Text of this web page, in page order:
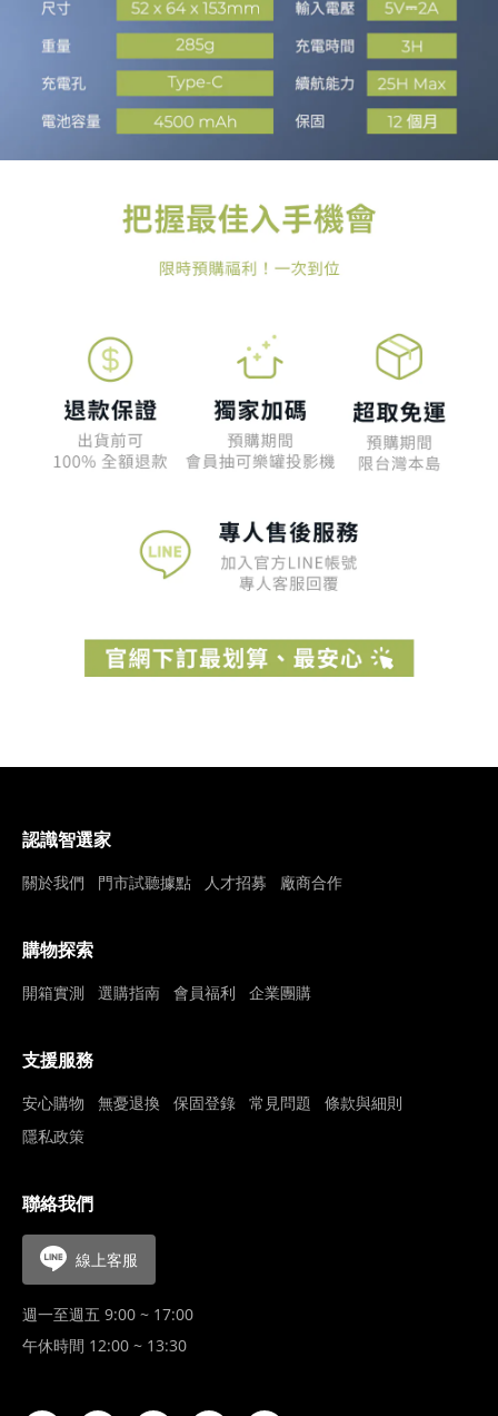
認識智選家
關於我們 門市試聽據點 人才招募 廠商合作
購物探索
開箱實測 選購指南 會員福利 企業團購
支援服務
安心購物 無憂退換 保固登錄 常見問題
條款與細則
隱私政策
聯絡我們
線上客服
週一至週五 9:00 ~ 17:00
午休時間 12:00 ~ 13:30